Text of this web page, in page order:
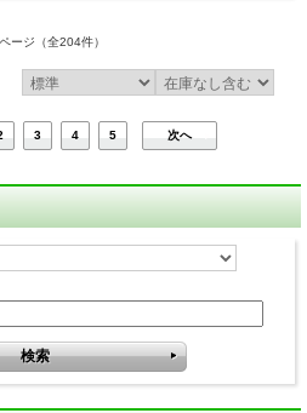
ージ （全204件）
3 4 5 次へ